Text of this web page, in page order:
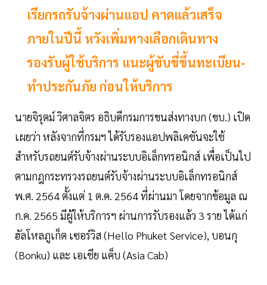
เรียกรถรับจ้างผ่านแอป คาดแล้วเสร็จ
ภายในปีนี้ หวังเพิ่มทางเลือกเดินทาง
รองรับผู้ใช้บริการ แนะผู้ขับขี่ขึ้นทะเบียน-
ทำประกันภัย ก่อนให้บริการ
นายจิรุตม์ วิศาลจิตร อธิบดีกรมการขนส่งทางบก (ขบ.) เปิด
เผยว่า หลังจากที่กรมฯ ได้รับรองแอปพลิเคชันจะใช้
สำหรับรถยนต์รับจ้างผ่านระบบอิเล็กทรอนิกส์ เพื่อเป็นไป
ตามกฎกระทรวงรถยนต์รับจ้างผ่านระบบอิเล็กทรอนิกส์
พ.ศ. 2564 ตั้งแต่ 1 ต.ค. 2564 ที่ผ่านมา โดยจากข้อมูล ณ
ก.ค. 2565 มีผู้ให้บริการฯ ผ่านการรับรองแล้ว 3 ราย ได้แก่
ฮัลโหลภูเก็ต เซอร์วิส (Hello Phuket Service), บอนกุ
(Bonku) และ เอเชีย แค็บ (Asia Cab)